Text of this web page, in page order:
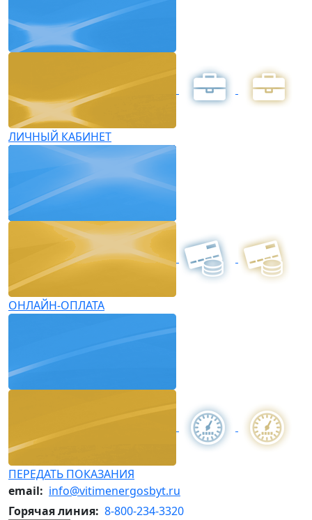
ЛИЧНЫЙ КАБИНЕТ
ОНЛАЙН-ОПЛАТА
ПЕРЕДАТЬ ПОКАЗАНИЯ
email: info@vitimenergosbyt.ru
Горячая линия: 8-800-234-3320